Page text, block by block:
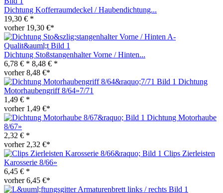
Dichtung Kofferraumdeckel / Haubendichtung...
19,30 € *
vorher 19,30 €*
Dichtung Stoßstangenhalter Vorne / Hinten...
6,78 € * 8,48 € *
vorher 8,48 €*
Dichtung
Motorhaubengriff 8/64»7/71
1,49 € *
vorher 1,49 €*
Dichtung Motorhaube
8/67»
2,32 € *
vorher 2,32 €*
Clips Zierleisten
Karosserie 8/66»
6,45 € *
vorher 6,45 €*